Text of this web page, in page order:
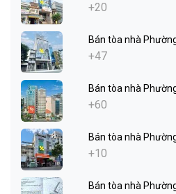
+20
Bán tòa nhà
+47
Bán tòa nhà
+60
Bán tòa nhà
+10
Bán tòa nhà